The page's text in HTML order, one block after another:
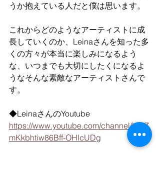
うか抱えている人だと僕は思います。
これからどのようなアーティストに成
長していくのか、Leinaさんを知った多
くの方々が本当に楽しみになるよう
な、いつまでも大切にしたくになるよ
うなそんな素敵なアーティストさんで
す。
◆LeinaさんのYoutube
https://www.youtube.com/channel/UCZ
mKkbhtiw86Bff-OHIcUDg